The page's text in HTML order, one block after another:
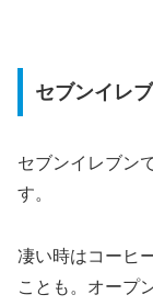
セブンイレ
セブンイレブン
す。
凄い時はコーヒ
ことも。オープ